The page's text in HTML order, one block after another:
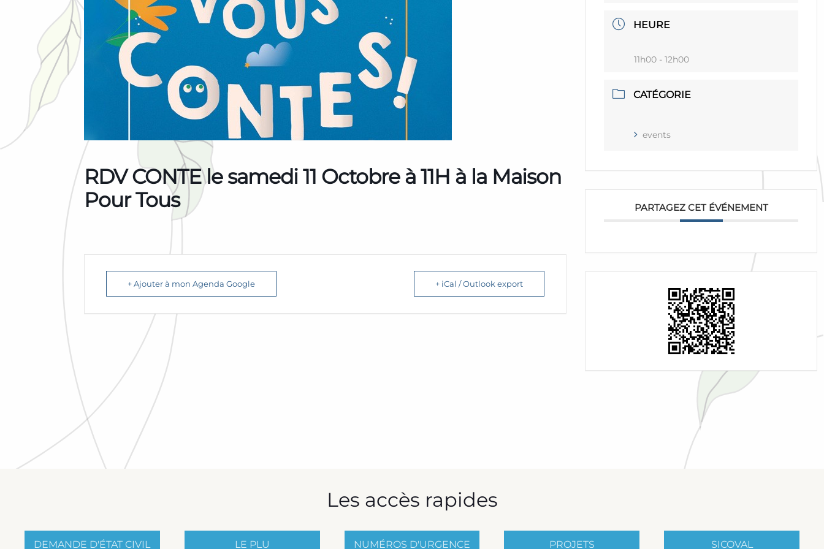
RDV CONTE le samedi 11 Octobre à 11H à la Maison
Pour Tous
+ Ajouter à mon Agenda Google + iCal / Outlook export
HEURE
11h00 - 12h00
CATÉGORIE
events
PARTAGEZ CET ÉVÉNEMENT
Les accès rapides
DEMANDE D'ÉTAT CIVIL LE PLU NUMÉROS D'URGENCE PROJETS SICOVAL